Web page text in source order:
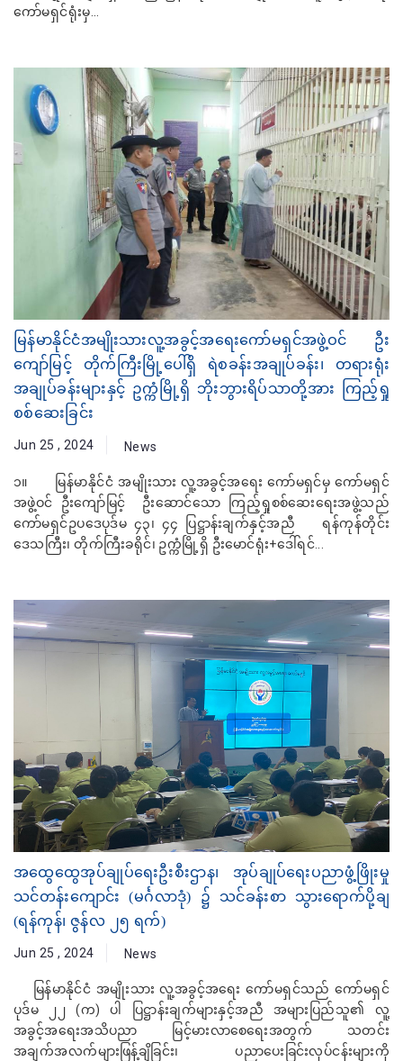
ကော်မရှင်ရုံးမှ...
မြန်မာနိုင်ငံအမျိုးသားလူ့အခွင့်အရေးကော်မရှင်အဖွဲ့ဝင် ဦး
ကျော်မြင့် တိုက်ကြီးမြို့ပေါ်ရှိ ရဲစခန်းအချုပ်ခန်း၊ တရားရုံး
အချုပ်ခန်းများနှင့် ဥက္ကံမြို့ရှိ ဘိုးဘွားရိပ်သာတို့အား ကြည့်ရှု
စစ်ဆေးခြင်း
Jun 25 , 2024 News
၁။ မြန်မာနိုင်ငံ အမျိုးသား လူ့အခွင့်အရေး ကော်မရှင်မှ ကော်မရှင်
အဖွဲ့ဝင် ဦးကျော်မြင့် ဦးဆောင်သော ကြည့်ရှုစစ်ဆေးရေးအဖွဲ့သည်
ကော်မရှင်ဥပဒေပုဒ်မ ၄၃၊ ၄၄ ပြဋ္ဌာန်းချက်နှင့်အညီ ရန်ကုန်တိုင်း
ဒေသကြီး၊ တိုက်ကြီးခရိုင်၊ ဥက္ကံမြို့ရှိ ဦးမောင်ရုံး+ဒေါ်ရင်...
အထွေထွေအုပ်ချုပ်ရေးဦးစီးဌာန၊ အုပ်ချုပ်‌ရေးပညာဖွံ့ဖြိုးမှု
သင်တန်းကျောင်း (မင်္ဂလာဒုံ) ၌ သင်ခန်းစာ သွားရောက်ပို့ချ
(ရန်ကုန်၊ ဇွန်လ ၂၅ ရက်)
Jun 25 , 2024 News
မြန်မာနိုင်ငံ အမျိုးသား လူ့အခွင့်အရေး ကော်မရှင်သည် ကော်မရှင်
ပုဒ်မ ၂၂ (က) ပါ ပြဋ္ဌာန်းချက်များနှင့်အညီ အများပြည်သူ၏ လူ့
အခွင့်အရေးအသိပညာ မြင့်မားလာစေရေးအတွက် သတင်း
အချက်အလက်များဖြန့်ချိခြင်း၊ ပညာပေးခြင်းလုပ်ငန်းများကို